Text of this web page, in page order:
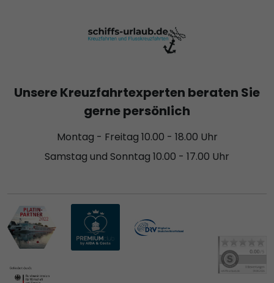
Unsere Kreuzfahrtexperten beraten Sie
gerne persönlich
Montag - Freitag 10.00 - 18.00 Uhr
Samstag und Sonntag 10.00 - 17.00 Uhr